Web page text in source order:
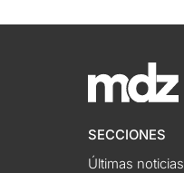
SECCIONES
Últimas noticias